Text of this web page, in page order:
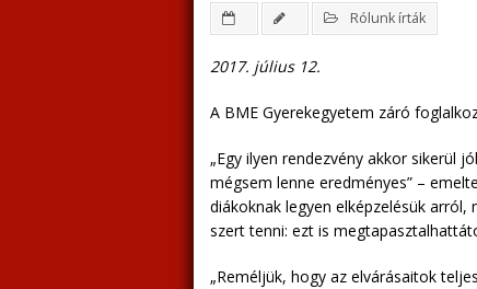
Rólunk írták
2017. július 12.
A BME Gyerekegyetem záró
„Egy ilyen rendezvény akkor sikerül
mégsem lenne eredményes” –
diákoknak legyen elképzelésük
szert tenni: ezt is
„Reméljük, hogy az elvárásaitok